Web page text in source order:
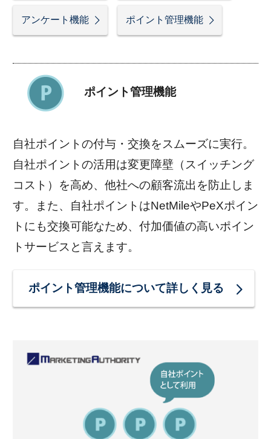
アンケート機能 ポイント管理機能
ポイント管理機能
自社ポイントの付与・交換をスムーズに実行。
自社ポイントの活用は変更障壁（スイッチング
コスト）を高め、他社への顧客流出を防止しま
す。また、自社ポイントはNetMileやPeXポイン
トにも交換可能なため、付加価値の高いポイン
トサービスと言えます。
ポイント管理機能について詳しく見る